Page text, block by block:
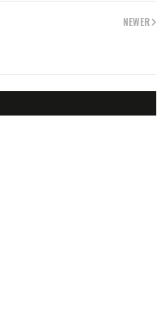
NEWER